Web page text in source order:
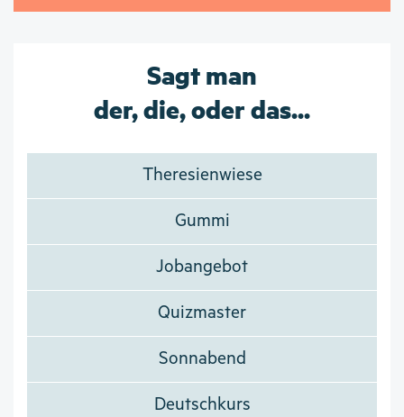
Sagt man
der, die, oder das...
Theresienwiese
Gummi
Jobangebot
Quizmaster
Sonnabend
Deutschkurs